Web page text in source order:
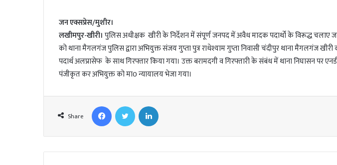
m
a
i
l
जन एक्सप्रेस/मुशीर।
लखीमपुर-खीरी। पुलिस अधीक्षक खीरी के निर्देशन में संपूर्ण जनपद में अवैध मादक पदार्थो के विरूद्ध चलाए
को थाना मैगलगंज पुलिस द्वारा अभियुक्त संजय गुप्ता पुत्र राधेश्याम गुप्ता निवासी चंदीपुर थाना मैगलगंज
पदार्थ अलप्रासेफ के साथ गिरफ्तार किया गया। उक्त बरामदगी व गिरफ्तारी के संबंध में थाना निघासन पर
पंजीकृत कर अभियुक्त को मा0 न्यायालय भेजा गया।
Share